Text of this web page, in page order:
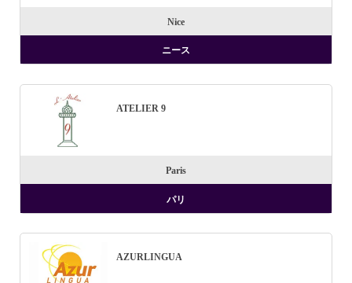
Nice
ニース
ATELIER 9
Paris
パリ
AZURLINGUA